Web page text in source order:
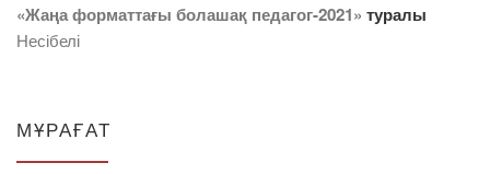
«Жаңа форматтағы болашақ педагог-2021» туралы
Несібелі
МҰРАҒАТ